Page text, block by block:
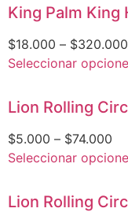
King Palm King
$18.000 – $320.000
Seleccionar
Lion Rolling
$5.000 – $74.000
Seleccionar
Lion Rolling